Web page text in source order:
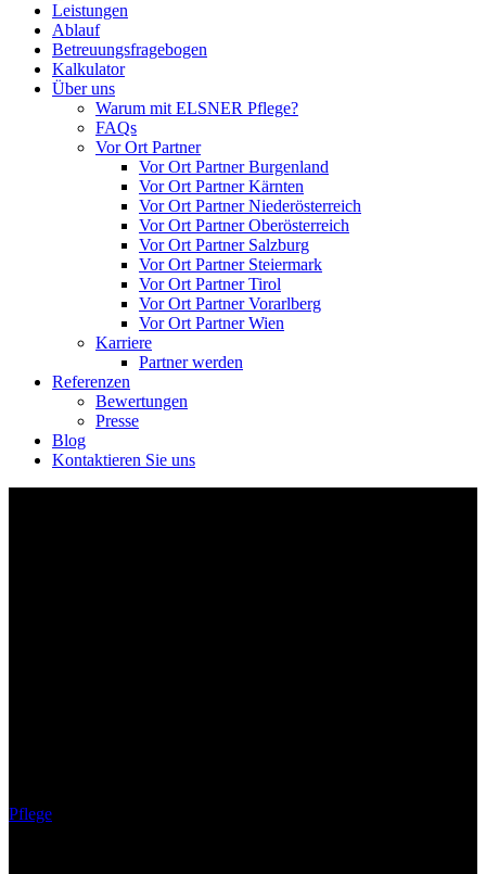
Leistungen
Ablauf
Betreuungsfragebogen
Kalkulator
Über uns
Warum mit ELSNER Pflege?
FAQs
Vor Ort Partner
Vor Ort Partner Burgenland
Vor Ort Partner Kärnten
Vor Ort Partner Niederösterreich
Vor Ort Partner Oberösterreich
Vor Ort Partner Salzburg
Vor Ort Partner Steiermark
Vor Ort Partner Tirol
Vor Ort Partner Vorarlberg
Vor Ort Partner Wien
Karriere
Partner werden
Referenzen
Bewertungen
Presse
Blog
Kontaktieren Sie uns
Pflege